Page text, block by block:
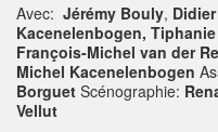
Avec: Jérémy Bouly,
Kacenelenbogen,
François-Michel van der
Michel Kacenelenbogen
Borguet Scénographie:
Vellut